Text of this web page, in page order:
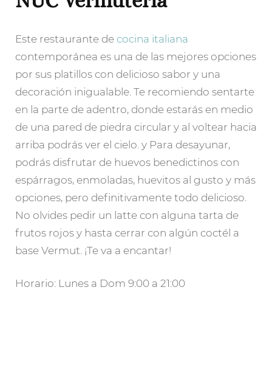
Este restaurante de cocina italiana
contemporánea es una de las mejores opciones
por sus platillos con delicioso sabor y una
decoración inigualable. Te recomiendo sentarte
en la parte de adentro, donde estarás en medio
de una pared de piedra circular y al voltear hacia
arriba podrás ver el cielo. y Para desayunar,
podrás disfrutar de huevos benedictinos con
espárragos, enmoladas, huevitos al gusto y más
opciones, pero definitivamente todo delicioso.
No olvides pedir un latte con alguna tarta de
frutos rojos y hasta cerrar con algún coctél a
base Vermut. ¡Te va a encantar!
Horario: Lunes a Dom 9:00 a 21:00